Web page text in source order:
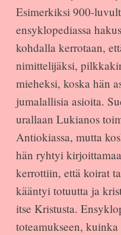
Esimerkiksi 900-
ensyklopediassa
kohdalla kerrotaan,
nimittelijäksi,
mieheksi, koska hän
jumalallisia asioita.
urallaan Lukianos
Antiokiassa, mutta
hän ryhtyi
kerrottiin, että koirat
kääntyi totuutta ja
itse Kristusta.
toteamukseen, kuinka